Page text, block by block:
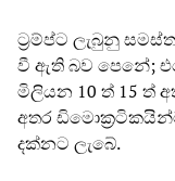
ට්‍රම්ප්ට ලැබුනු
වී ඇති බව පෙනේ;
මිලියන 10 ත් 15 ත්
අතර
දක්නට ලැබේ.